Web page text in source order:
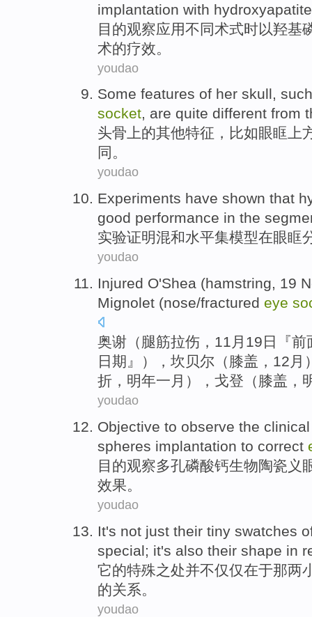
implantation with
目的观察应用不同术式时以羟基
术的疗效 。
youdao
Some features of her skull,
socket, are quite different from
头骨 上的其他特征 ， 比如眼眶 上
同 。
youdao
Experiments have shown that
good performance in the
实验证明混和水平集模型在眼眶
youdao
Injured O'Shea (hamstring, 19
Mignolet (nose/fractured eye
奥谢 （ 腿筋拉伤 ， 11 月 19 日『
日期』）， 坎贝尔 （ 膝盖 ， 12月
折 ， 明年一月 ）， 戈登 （膝盖，
youdao
Objective to observe the clinical
spheres implantation to correct
目的观察多孔磷酸钙生物陶瓷义
效果。
youdao
It's not just their tiny swatches
special; it's also their shape in
它的特殊之处并不仅仅在于那两
的关系 。
youdao